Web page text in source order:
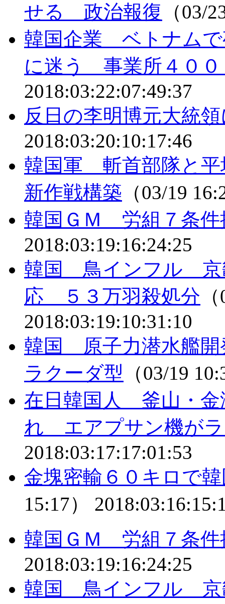
せる 政治報復 （03/
韓国企業 ベトナム
に迷う 事業所４００
2018:03:22:07:49:37
反日の李明博元大統
2018:03:20:10:17:46
韓国軍 斬首部隊と平
新作戦構築 （03/19
韓国ＧＭ 労組７条
2018:03:19:16:24:25
韓国 鳥インフル 京
応 ５３万羽殺処分
2018:03:19:10:31:10
韓国 原子力潜水艦
ラクーダ型 （03/19
在日韓国人 釜山・金
れ エアプサン機が
2018:03:17:17:01:53
金塊密輸６０キロで
15:17）
韓国ＧＭ 労組７条
2018:03:19:16:24:25
韓国 鳥インフル 京